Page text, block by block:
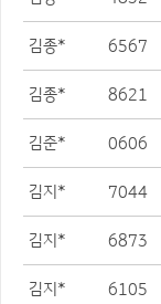
김종* 6567
김종* 8621
김준* 0606
김지* 7044
김지* 6873
김지* 6105